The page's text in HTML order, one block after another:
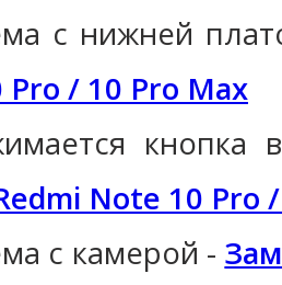
с нижней
Pro / 10 Pro Max
кнопка
Note 10 Pro
с камерой -